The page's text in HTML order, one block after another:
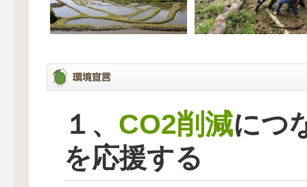
１、 CO2削減につ
を応援する